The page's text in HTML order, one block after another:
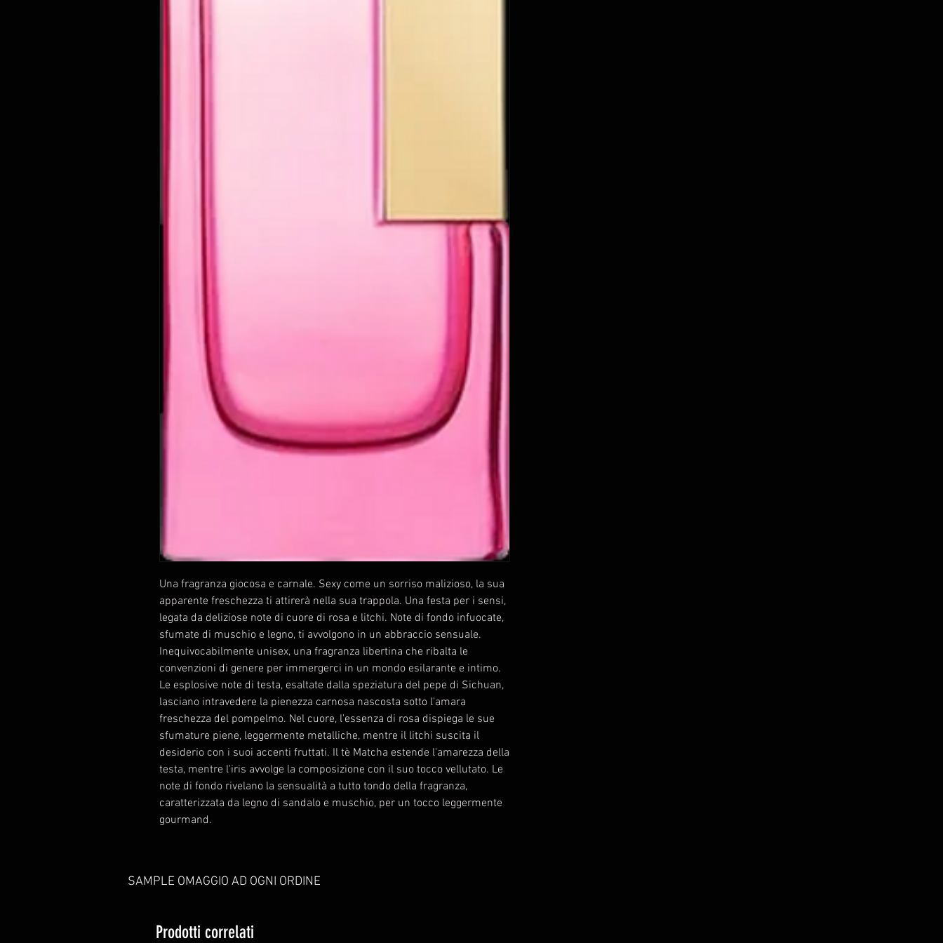
Una fragranza giocosa e carnale. Sexy come un sorriso malizioso, la sua
apparente freschezza ti attirerà nella sua trappola. Una festa per i sensi,
legata da deliziose note di cuore di rosa e litchi. Note di fondo infuocate,
sfumate di muschio e legno, ti avvolgono in un abbraccio sensuale.
Inequivocabilmente unisex, una fragranza libertina che ribalta le
convenzioni di genere per immergerci in un mondo esilarante e intimo.
Le esplosive note di testa, esaltate dalla speziatura del pepe di Sichuan,
lasciano intravedere la pienezza carnosa nascosta sotto l'amara
freschezza del pompelmo. Nel cuore, l'essenza di rosa dispiega le sue
sfumature piene, leggermente metalliche, mentre il litchi suscita il
desiderio con i suoi accenti fruttati. Il tè Matcha estende l'amarezza della
testa, mentre l'iris avvolge la composizione con il suo tocco vellutato. Le
note di fondo rivelano la sensualità a tutto tondo della fragranza,
caratterizzata da legno di sandalo e muschio, per un tocco leggermente
gourmand.
SAMPLE OMAGGIO AD OGNI ORDINE
Prodotti correlati